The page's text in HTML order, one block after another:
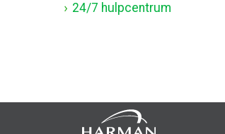
24/7 hulpcentrum